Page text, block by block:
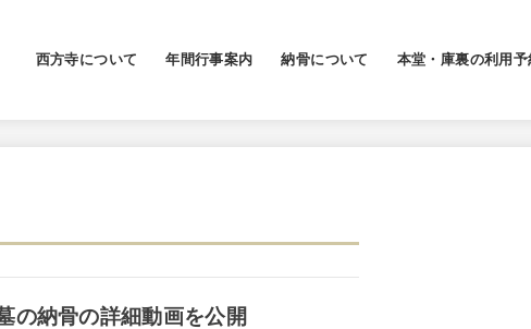
西方寺について 年間行事案内 納骨について 本堂・庫裏の利用予
の納骨の詳細動画を公開